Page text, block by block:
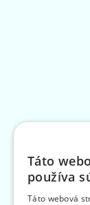
Táto
používa
Táto webová